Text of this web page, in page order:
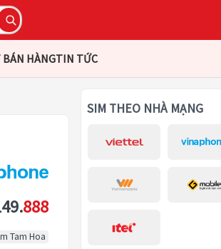
BÁN HÀNGTIN TỨC
888
Tam Hoa
SIM THEO NHÀ MẠNG